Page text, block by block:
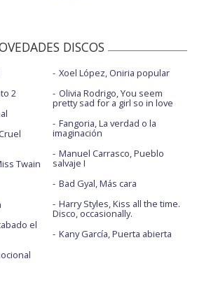
DISCOS
2
Twain
el
Xoel López, Oniria popular
Olivia Rodrigo, You seem
pretty sad for a girl so in love
Fangoria, La verdad o la
imaginación
Manuel Carrasco, Pueblo
salvaje I
Bad Gyal, Más cara
Harry Styles, Kiss all the time.
Disco, occasionally.
Kany García, Puerta abierta